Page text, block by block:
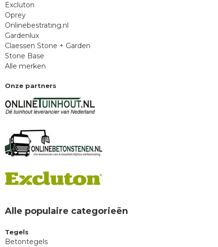
Excluton
Oprey
Onlinebestrating.nl
Gardenlux
Claessen Stone + Garden
Stone Base
Alle merken
Onze partners
Alle populaire categorieën
Tegels
Betontegels